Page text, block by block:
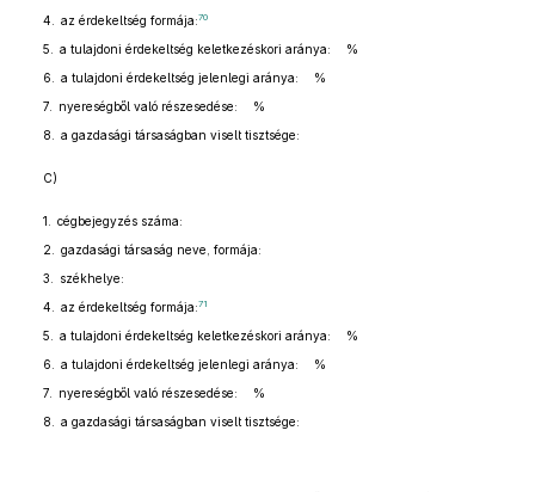
4. az érdekeltség formája:70
5. a tulajdoni érdekeltség keletkezéskori aránya: %
6. a tulajdoni érdekeltség jelenlegi aránya: %
7. nyereségből való részesedése: %
8. a gazdasági társaságban viselt tisztsége:
C)
1. cégbejegyzés száma:
2. gazdasági társaság neve, formája:
3. székhelye:
4. az érdekeltség formája:71
5. a tulajdoni érdekeltség keletkezéskori aránya: %
6. a tulajdoni érdekeltség jelenlegi aránya: %
7. nyereségből való részesedése: %
8. a gazdasági társaságban viselt tisztsége: